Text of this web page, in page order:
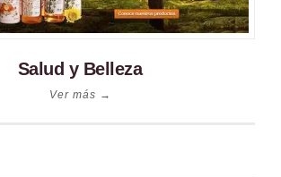
Salud y Belleza
Ver más →